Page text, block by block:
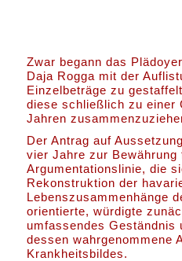
Zwar begann das
Daja Rogga mit der
Einzelbeträge zu
diese schließlich zu einer
Jahren
Der Antrag auf
vier Jahre zur Bewährung
Argumentationslinie, die
Rekonstruktion der
Lebenszusammenhänge
orientierte, würdigte
umfassendes Geständnis
dessen wahrgenommene
Krankheitsbildes.